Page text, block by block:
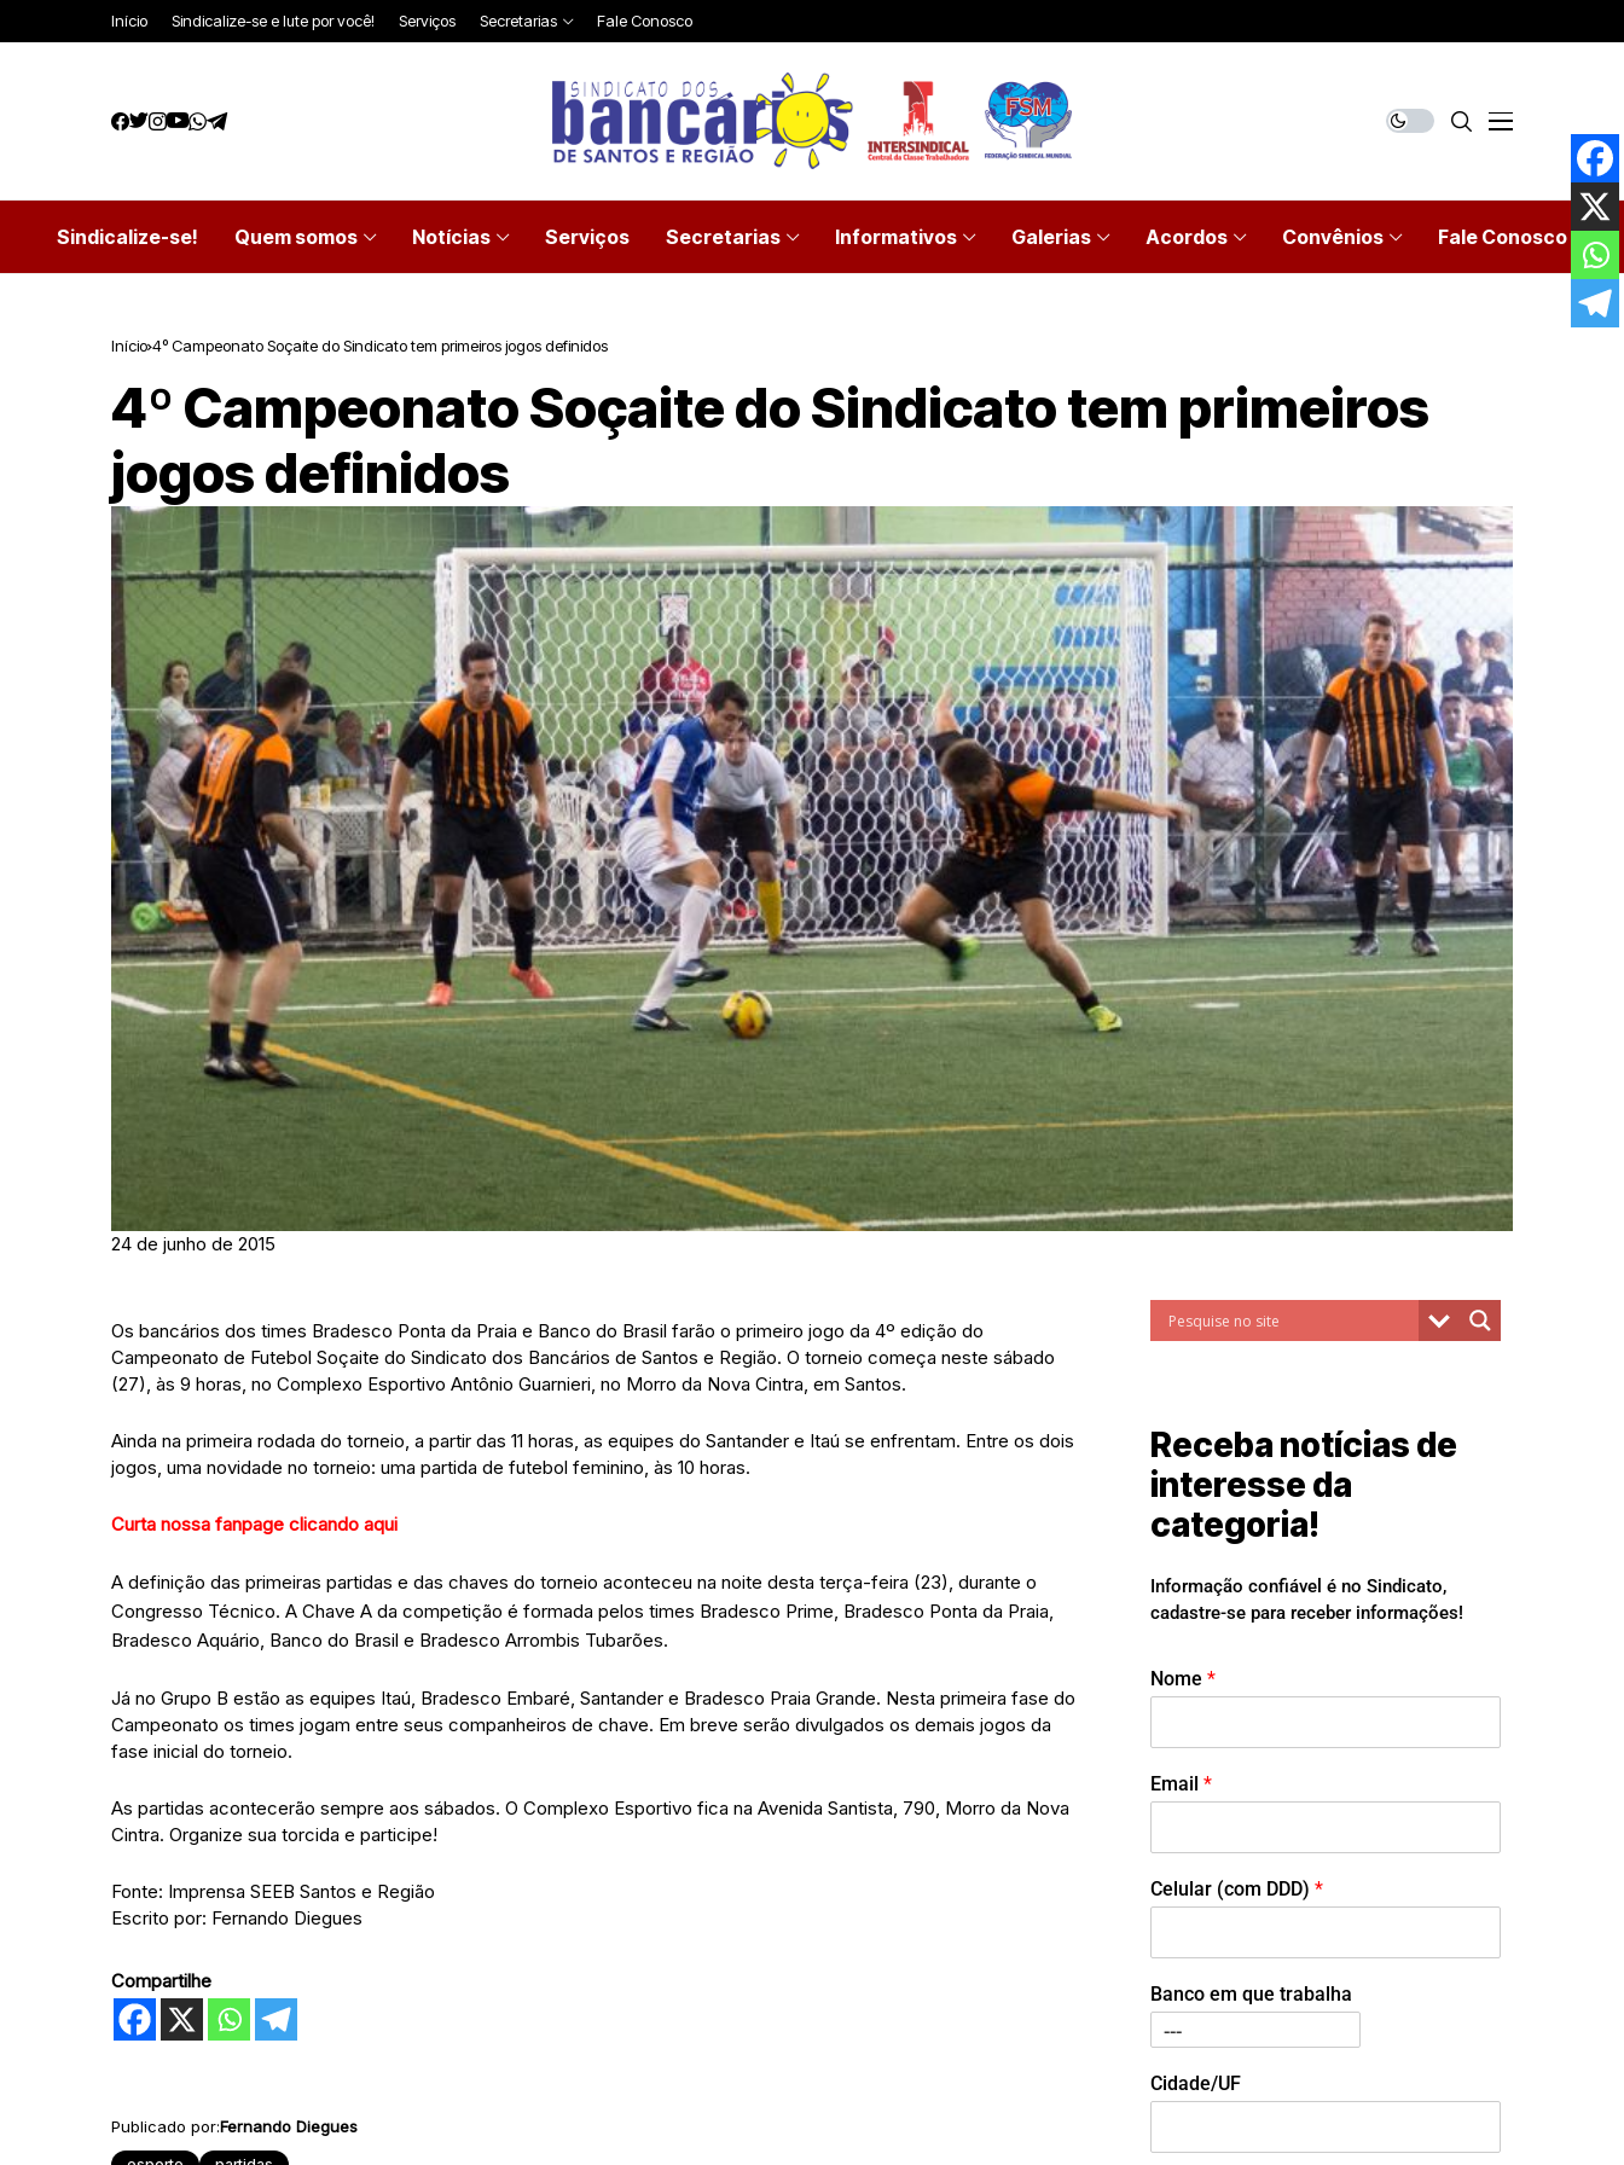
Início Sindicalize-se e lute por você! Serviços Secretarias Fale Conosco
Sindicalize-se! Quem somos Notícias Serviços Secretarias Informativos Galerias Acordos Convênios Fale Conosco
Início 4º Campeonato Soçaite do Sindicato tem primeiros jogos definidos
4º Campeonato Soçaite do Sindicato tem primeiros
jogos definidos
24 de junho de 2015
Os bancários dos times Bradesco Ponta da Praia e Banco do Brasil farão o primeiro jogo da 4º edição do
Campeonato de Futebol Soçaite do Sindicato dos Bancários de Santos e Região. O torneio começa neste sábado
(27), às 9 horas, no Complexo Esportivo Antônio Guarnieri, no Morro da Nova Cintra, em Santos.
Ainda na primeira rodada do torneio, a partir das 11 horas, as equipes do Santander e Itaú se enfrentam. Entre os dois
jogos, uma novidade no torneio: uma partida de futebol feminino, às 10 horas.
Curta nossa fanpage clicando aqui
A definição das primeiras partidas e das chaves do torneio aconteceu na noite desta terça-feira (23), durante o
Congresso Técnico. A Chave A da competição é formada pelos times Bradesco Prime, Bradesco Ponta da Praia,
Bradesco Aquário, Banco do Brasil e Bradesco Arrombis Tubarões.
Já no Grupo B estão as equipes Itaú, Bradesco Embaré, Santander e Bradesco Praia Grande. Nesta primeira fase do
Campeonato os times jogam entre seus companheiros de chave. Em breve serão divulgados os demais jogos da
fase inicial do torneio.
As partidas acontecerão sempre aos sábados. O Complexo Esportivo fica na Avenida Santista, 790, Morro da Nova
Cintra. Organize sua torcida e participe!
Fonte: Imprensa SEEB Santos e Região
Escrito por: Fernando Diegues
Compartilhe
Publicado por:Fernando Diegues
Receba notícias de
interesse da
categoria!
Informação confiável é no Sindicato,
cadastre-se para receber informações!
Nome *
Email *
Celular (com DDD) *
Banco em que trabalha
Cidade/UF